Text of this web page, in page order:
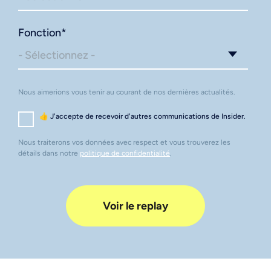
Fonction*
Nous aimerions vous tenir au courant de nos dernières actualités.
👍 J'accepte de recevoir d'autres communications de Insider.
Nous traiterons vos données avec respect et vous trouverez les
détails dans notre politique de confidentialité.